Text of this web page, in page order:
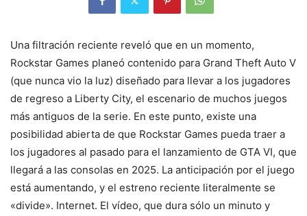
Una filtración reciente reveló que en un momento,
Rockstar Games planeó contenido para Grand Theft Auto V
(que nunca vio la luz) diseñado para llevar a los jugadores
de regreso a Liberty City, el escenario de muchos juegos
más antiguos de la serie. En este punto, existe una
posibilidad abierta de que Rockstar Games pueda traer a
los jugadores al pasado para el lanzamiento de GTA VI, que
llegará a las consolas en 2025. La anticipación por el juego
está aumentando, y el estreno reciente literalmente se
«divide». Internet. El vídeo, que dura sólo un minuto y